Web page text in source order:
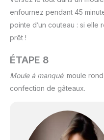
enfournez pendant 45
pointe d’un couteau : si elle
prêt !
ÉTAPE 8
Moule à manqué: moule
confection de gâteaux.